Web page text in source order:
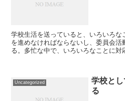
学校生活を送っていると、いろいろ
を進めなければならないし、委員会
る。多忙な中で、いろいろなことに
Uncategorized
学校と
る